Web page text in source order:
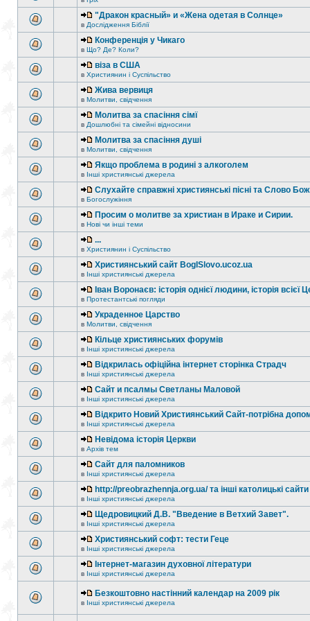
"Дракон красный» и «Жена одетая в Солнце»
в Дослідження Біблії
Конференція у Чикаго
в Що? Де? Коли?
віза в США
в Християнин і Суспільство
Жива вервиця
в Молитви, свідчення
Молитва за спасіння сімї
в Дошлюбні та сімейні відносини
Молитва за спасіння душі
в Молитви, свідчення
Якщо проблема в родині з алкоголем
в Інші християнські джерела
Слухайте справжні християнські пісні та Слово
в Богослужіння
Просим о молитве за христиан в Ираке и Сирии.
в Нові чи інші теми
...
в Християнин і Суспільство
Християнський сайт BogISlovo.ucoz.ua
в Інші християнські джерела
Іван Воронаєв: історія однієї людини, історія всієї
в Протестантські погляди
Украденное Царство
в Молитви, свідчення
Кільце християнських форумів
в Інші християнські джерела
Відкрилась офіційна інтернет сторінка Страдч
в Інші християнські джерела
Сайт и псалмы Светланы Маловой
в Інші християнські джерела
Відкрито Новий Християнський Сайт-потрібна
в Інші християнські джерела
Невідома історія Церкви
в Архів тем
Сайт для паломников
в Інші християнські джерела
http://preobrazhennja.org.ua/ та інші католицькі сайти
в Інші християнські джерела
Щедровицкий Д.В. "Введение в Ветхий Завет".
в Інші християнські джерела
Християнський софт: тести Геце
в Інші християнські джерела
Інтернет-магазин духовної літератури
в Інші християнські джерела
Безкоштовно настінний календар на 2009 рік
в Інші християнські джерела